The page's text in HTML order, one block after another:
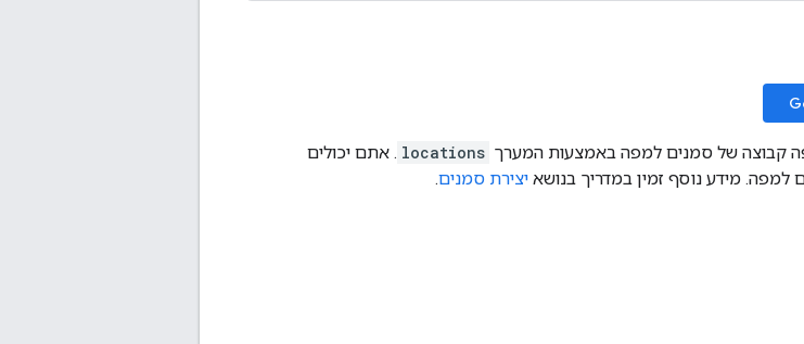
קבוצה של סמנים למפה באמצעות המערך locations . אתם יכולים
מידע נוסף זמין במדריך בנושא יצירת סמנים.